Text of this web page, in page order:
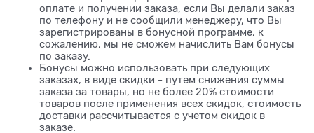
оплате и получении заказа, если Вы делали заказ
по телефону и не сообщили менеджеру, что Вы
зарегистрированы в бонусной программе, к
сожалению, мы не сможем начислить Вам бонусы
по заказу.
Бонусы можно использовать при следующих
заказах, в виде скидки - путем снижения суммы
заказа за товары, но не более 20% стоимости
товаров после применения всех скидок, стоимость
доставки рассчитывается с учетом скидок в
заказе.